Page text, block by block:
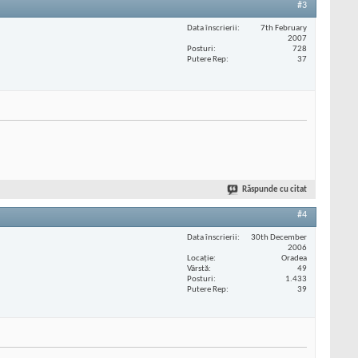
#3
Data înscrierii
7th February
2007
Posturi
728
Putere Rep
37
Răspunde cu citat
#4
Data înscrierii
30th December
2006
Locaţie
Oradea
Vârstă
49
Posturi
1.433
Putere Rep
39